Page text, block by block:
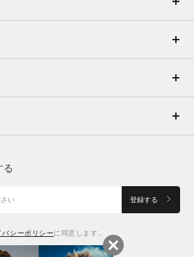
る
登録する
バシーポリシーに同意します。